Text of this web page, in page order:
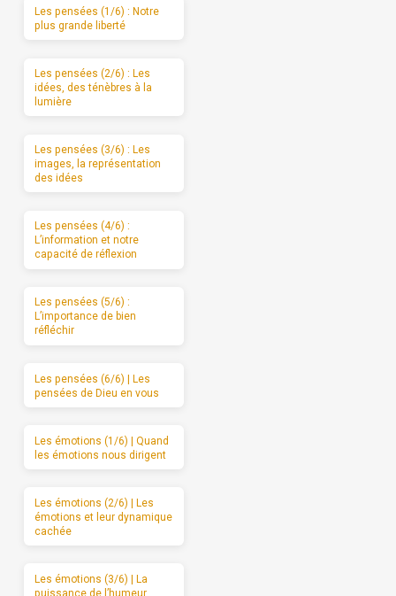
Les pensées (1/6) : Notre
plus grande liberté
Les pensées (2/6) : Les
idées, des ténèbres à la
lumière
Les pensées (3/6) : Les
images, la représentation
des idées
Les pensées (4/6) :
L’information et notre
capacité de réflexion
Les pensées (5/6) :
L’importance de bien
réfléchir
Les pensées (6/6) | Les
pensées de Dieu en vous
Les émotions (1/6) | Quand
les émotions nous dirigent
Les émotions (2/6) | Les
émotions et leur dynamique
cachée
Les émotions (3/6) | La
puissance de l’humeur